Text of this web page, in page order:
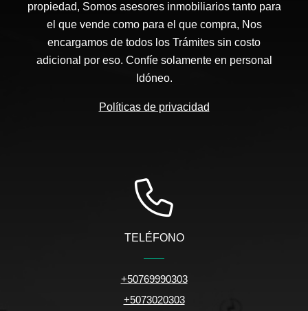
propiedad, Somos asesores inmobiliarios tanto para
el que vende como para el que compra, Nos
encargamos de todos los Trámites sin costo
adicional por eso. Confíe solamente en personal
Idóneo.
Políticas de privacidad
TELÉFONO
+50769990303
+5073020303